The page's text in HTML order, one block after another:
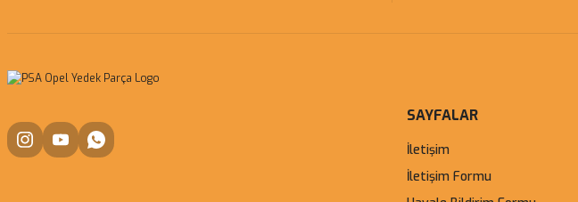
SAYFALAR
İletişim
İletişim Formu